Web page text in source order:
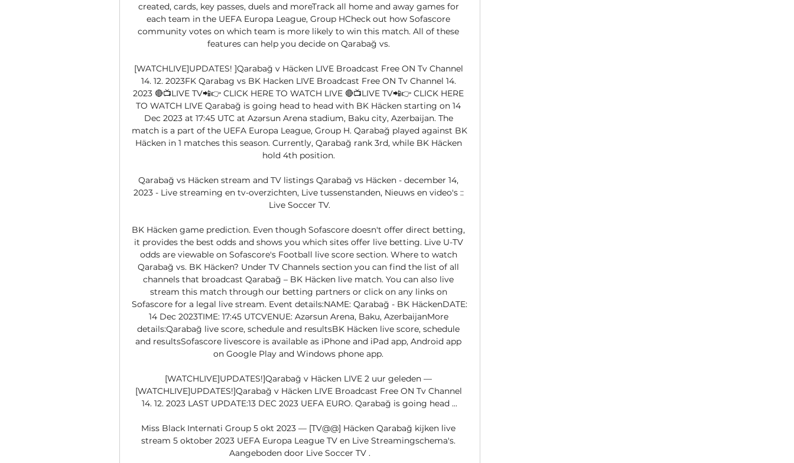
created, cards, key passes, duels and moreTrack all home and away games for
each team in the UEFA Europa League, Group HCheck out how Sofascore
community votes on which team is more likely to win this match. All of these
features can help you decide on Qarabağ vs.
[WATCHLIVE]UPDATES! ]Qarabağ v Häcken LIVE Broadcast Free ON Tv Channel
14. 12. 2023FK Qarabag vs BK Hacken LIVE Broadcast Free ON Tv Channel 14.
2023 🔴📺LIVE TV📲👉 CLICK HERE TO WATCH LIVE 🔴📺LIVE TV📲👉 CLICK HERE
TO WATCH LIVE Qarabağ is going head to head with BK Häcken starting on 14
Dec 2023 at 17:45 UTC at Azərsun Arena stadium, Baku city, Azerbaijan. The
match is a part of the UEFA Europa League, Group H. Qarabağ played against BK
Häcken in 1 matches this season. Currently, Qarabağ rank 3rd, while BK Häcken
hold 4th position.
Qarabağ vs Häcken stream and TV listings Qarabağ vs Häcken - december 14,
2023 - Live streaming en tv-overzichten, Live tussenstanden, Nieuws en video's ::
Live Soccer TV.
BK Häcken game prediction. Even though Sofascore doesn't offer direct betting,
it provides the best odds and shows you which sites offer live betting. Live U-TV
odds are viewable on Sofascore's Football live score section. Where to watch
Qarabağ vs. BK Häcken? Under TV Channels section you can find the list of all
channels that broadcast Qarabağ – BK Häcken live match. You can also live
stream this match through our betting partners or click on any links on
Sofascore for a legal live stream. Event details:NAME: Qarabağ - BK HäckenDATE:
14 Dec 2023TIME: 17:45 UTCVENUE: Azərsun Arena, Baku, AzerbaijanMore
details:Qarabağ live score, schedule and resultsBK Häcken live score, schedule
and resultsSofascore livescore is available as iPhone and iPad app, Android app
on Google Play and Windows phone app.
[WATCHLIVE]UPDATES!]Qarabağ v Häcken LIVE 2 uur geleden —
[WATCHLIVE]UPDATES!]Qarabağ v Häcken LIVE Broadcast Free ON Tv Channel
14. 12. 2023 LAST UPDATE:13 DEC 2023 UEFA EURO. Qarabağ is going head ...
Miss Black Internati Group 5 okt 2023 — [TV@@] Häcken Qarabağ kijken live
stream 5 oktober 2023 UEFA Europa League TV en Live Streamingschema's.
Aangeboden door Live Soccer TV .